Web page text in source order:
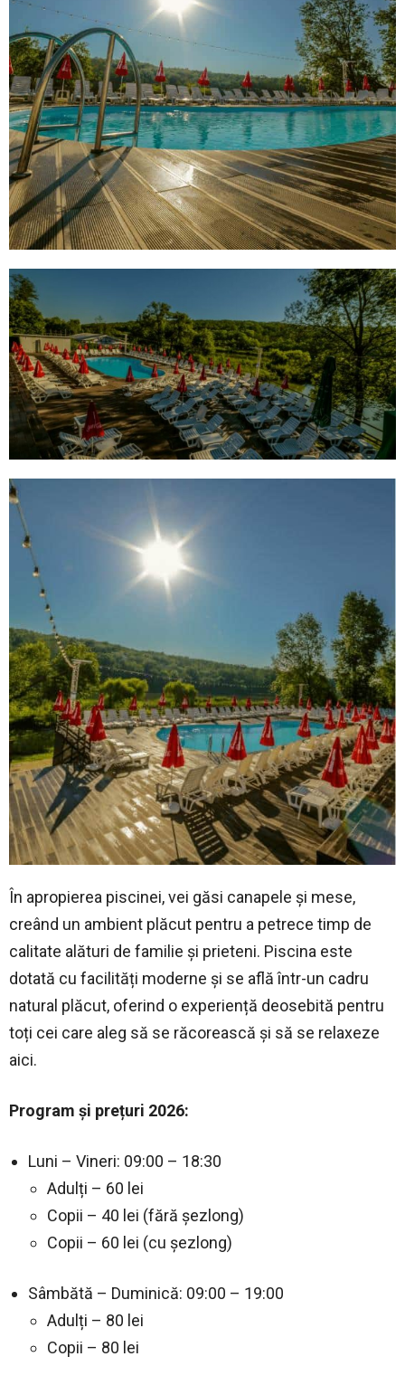
În apropierea piscinei, vei găsi canapele și mese,
creând un ambient plăcut pentru a petrece timp de
calitate alături de familie și prieteni. Piscina este
dotată cu facilități moderne și se află într-un cadru
natural plăcut, oferind o experiență deosebită pentru
toți cei care aleg să se răcorească și să se relaxeze
aici.
Program și prețuri 2026:
Luni – Vineri: 09:00 – 18:30
Adulți – 60 lei
Copii – 40 lei (fără șezlong)
Copii – 60 lei (cu șezlong)
Sâmbătă – Duminică: 09:00 – 19:00
Adulți – 80 lei
Copii – 80 lei